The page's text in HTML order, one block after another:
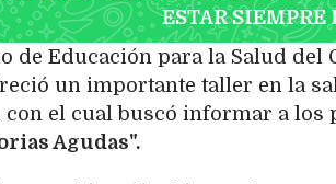
ESTAR
de Educación para la Salud del
un importante taller en la
con el cual buscó informar a los
Agudas".